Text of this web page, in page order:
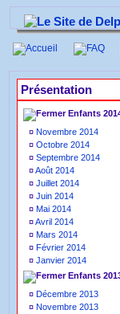
Présentation
Enfants
¤ Novembre 2014
¤ Octobre 2014
¤ Septembre 2014
¤Août 2014
¤ Juillet 2014
¤ Juin 2014
¤ Mai 2014
¤Avril 2014
¤ Mars 2014
¤ Février 2014
¤ Janvier 2014
Enfants
¤ Décembre 2013
¤ Novembre 2013